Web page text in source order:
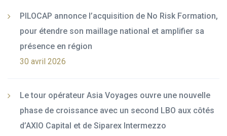
PILOCAP annonce l’acquisition de No Risk Formation,
pour étendre son maillage national et amplifier sa
présence en région
30 avril 2026
Le tour opérateur Asia Voyages ouvre une nouvelle
phase de croissance avec un second LBO aux côtés
d’AXIO Capital et de Siparex Intermezzo